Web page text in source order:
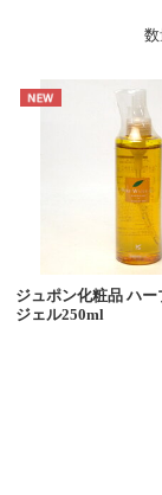
数
ジュポン化粧品 ハ
ジェル250ml